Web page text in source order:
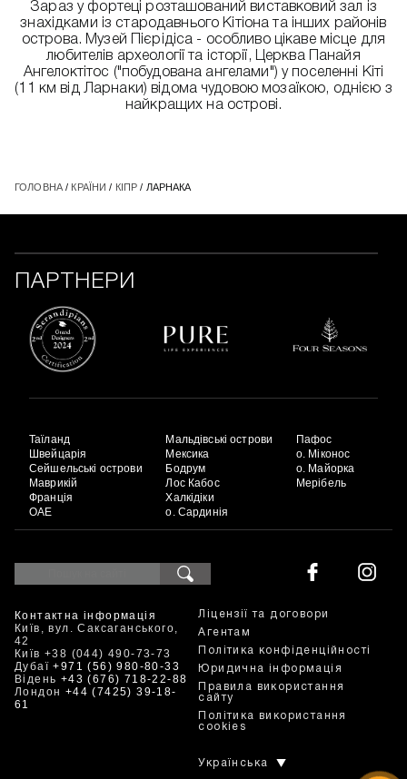
Зараз у фортеці розташований виставковий зал із
знахідками із стародавнього Кітіона та інших районів
острова. Музей Пієрідіса - особливо цікаве місце для
любителів археології та історії, Церква Панайя
Ангелоктітос ("побудована ангелами") у поселенні Кіті
(11 км від Ларнаки) відома чудовою мозаїкою, однією з
найкращих на острові.
ГОЛОВНА/ КРАЇНИ / КІПР / ЛАРНАКА
ПАРТНЕРИ
Таїланд
Швейцарія
Сейшельські острови
Маврикій
Франція
ОАЕ
Мальдівські острови
Мексика
Бодрум
Лос Кабос
Халкідіки
о. Сардинія
Пафос
о. Міконос
о. Майорка
Мерібель
Контактна інформація
Київ, вул. Саксаганського,
42
Київ +38 (044) 490-73-73
Дубаї+971 (56) 980-80-33
Відень +43 (676) 718-22-88
Лондон +44 (7425) 39-18-
61
Ліцензії та договори
Агентам
Політика конфіденційності
Юридична інформація
Правила використання
сайту
Політика використання
cookies
Українська